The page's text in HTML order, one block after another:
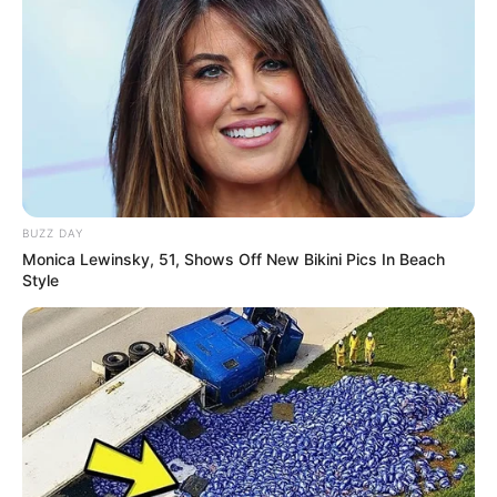
21:43 / 06 Avqust 2026
Əhalinin diqqətinə! Bu tarixdən havalar
SƏRİNLƏŞİR
74 0 0
BUZZ DAY
Monica Lewinsky, 51, Shows Off New Bikini Pics In Beach
Style